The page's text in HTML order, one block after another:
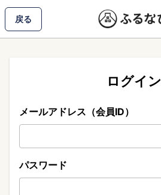
戻る
ログイン
メールアドレス（会員ID）
パスワード